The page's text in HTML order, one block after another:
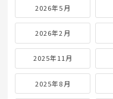
2026年5月
2026年2月
2025年11月
2025年8月